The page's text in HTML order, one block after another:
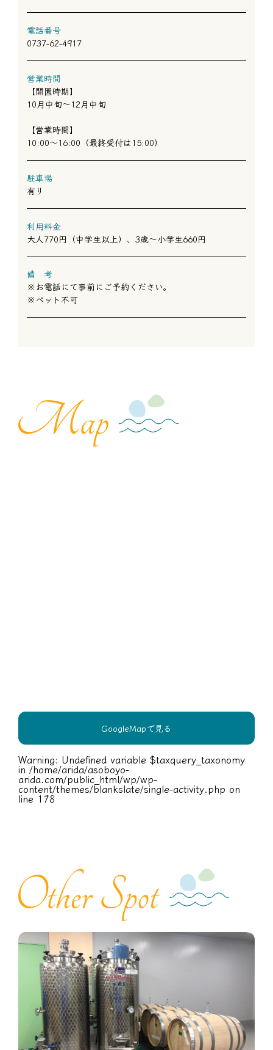
電話番号
0737-62-4917
営業時間
【開園時期】
10月中旬～12月中旬
【営業時間】
10:00～16:00（最終受付は15:00）
駐車場
有り
利用料金
大人770円（中学生以上）、3歳～小学生660円
備 考
※お電話にて事前にご予約ください。
※ペット不可
GoogleMapで見る
Warning: Undefined variable $taxquery_taxonomy
in /home/arida/asoboyo-
arida.com/public_html/wp/wp-
content/themes/blankslate/single-activity.php on
line 178